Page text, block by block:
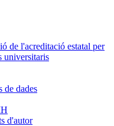
de l'acreditació estatal per
universitaris
de dades
d'autor